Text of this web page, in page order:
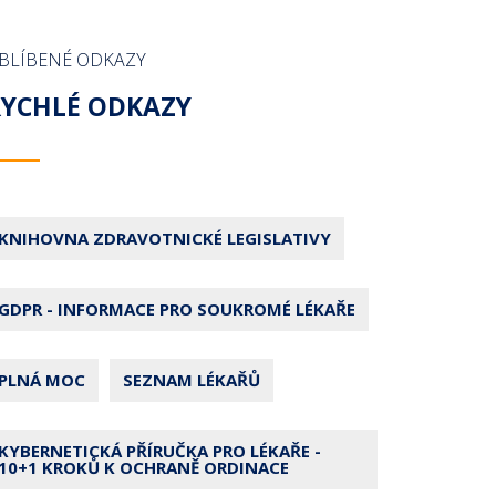
ODKAZY
ODKAZY
ZDRAVOTNICKÉ LEGISLATIVY
- INFORMACE PRO SOUKROMÉ LÉKAŘE
MOC SEZNAM LÉKAŘŮ
PŘÍRUČKA PRO LÉKAŘE -
KROKŮ K OCHRANĚ ORDINACE